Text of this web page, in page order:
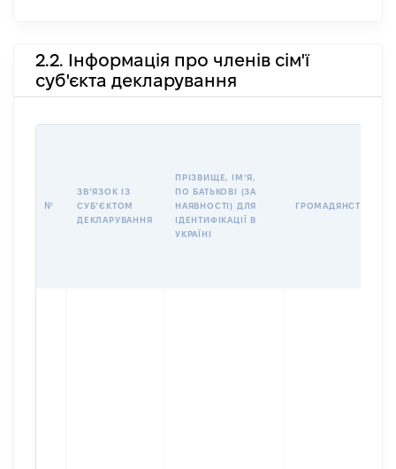
2.2. Інформація про членів сім'ї
суб'єкта декларування
№
ЗВʼЯЗОК ІЗ
СУБʼЄКТОМ
ДЕКЛАРУВАННЯ
ПРІЗВИЩЕ, ІМʼЯ,
ПО БАТЬКОВІ (ЗА
НАЯВНОСТІ) ДЛЯ
ІДЕНТИФІКАЦІЇ В
УКРАЇНІ
ГРОМАДЯНСТВО